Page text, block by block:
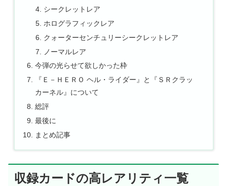
シークレットレア
ホログラフィックレア
クォーターセンチュリーシークレットレア
ノーマルレア
今弾の光らせて欲しかった枠
『Ｅ－ＨＥＲＯ ヘル・ライダー』と『ＳＲクラッ
カーネル』について
総評
最後に
まとめ記事
収録カードの高レアリティ一覧